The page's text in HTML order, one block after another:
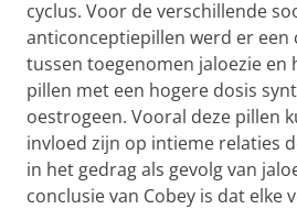
cyclus. Voor de verschillende
anticonceptiepillen werd er een
tussen toegenomen jaloezie en
pillen met een hogere dosis
oestrogeen. Vooral deze pillen
invloed zijn op intieme relaties
in het gedrag als gevolg van
conclusie van Cobey is dat elke